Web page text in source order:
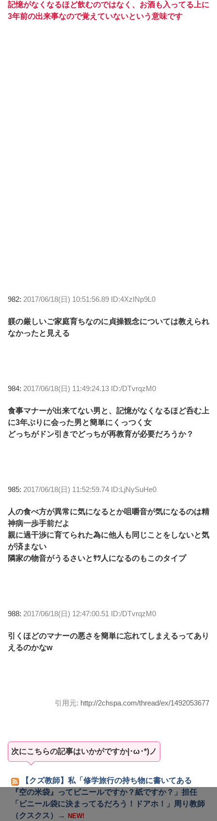
記憶がなくなるほど飲むのではなく、お酒も入ってる上に
3年前の出来事なので覚えていないという意味です
982: 2017/06/18(日) 10:51:56.89 ID:4XzINp9L0
躾の厳しいご家庭育ちなのに貞操観念については教えられ
なかったと見える
984: 2017/06/18(日) 11:49:24.13 ID:/DTvrqzM0
食事マナーが出来てない男と、記憶がなくなるほど呑む上
に3年ぶりに会った男と簡単にくっつく女
どっちがドン引きでどっちが再教育が必要だろうか？
985: 2017/06/18(日) 11:52:59.74 ID:LjNySuHe0
人の食べ方が異常に気になるとか咀嚼音が気になるのは精
神病一歩手前だよ
親に過干渉に育てられた為に他人も同じことをしないと気
が済まない
隣家の物音がうるさいとｻﾂ人になるのもこのタイプ
988: 2017/06/18(日) 12:47:00.51 ID:/DTvrqzM0
引くほどのマナーの悪さを簡単に忘れてしまえるってあり
えるのかなw
引用元: http://2chspa.com/thread/ex/1492053677
次にこちらの記事はいかがですか|･ω･*)ノ
【クズ教師】私「修学旅行の持ち物に書いてある
『空の米袋』ってビニールですか？紙ですか？」担任
「ビニール袋に決まってるだろう！ドアホ！」周り教師
（クスクス）→
NEW!